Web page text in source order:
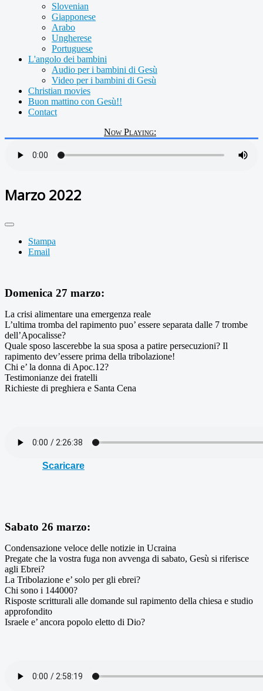
Slovenian
Giapponese
Arabo
Ungherese
Portuguese
L'angolo dei bambini
Audio per i bambini di Gesù
Video per i bambini di Gesù
Christian movies
Buon mattino con Gesù!!
Contact
Now Playing:
Marzo 2022
Stampa
Email
Domenica 27 marzo:
La crisi alimentare una emergenza reale
L’ultima tromba del rapimento puo’ essere separata dalle 7 trombe
dell’Apocalisse?
Quale sposo lascerebbe la sua sposa a patire persecuzioni? Il
rapimento dev’essere prima della tribolazione!
Chi e’ la donna di Apoc.12?
Testimonianze dei fratelli
Richieste di preghiera e Santa Cena
Scaricare
Sabato 26 marzo:
Condensazione veloce delle notizie in Ucraina
Pregate che la vostra fuga non avvenga di sabato, Gesù si riferisce
agli Ebrei?
La Tribolazione e’ solo per gli ebrei?
Chi sono i 144000?
Risposte scritturali alle domande sul rapimento della chiesa e studio
approfondito
Israele e’ ancora popolo eletto di Dio?